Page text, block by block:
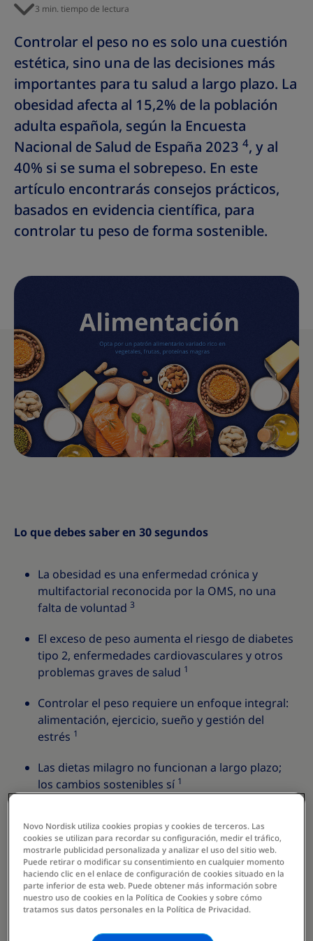
3 min. tiempo de lectura
Controlar el peso no es solo una cuestión
estética, sino una de las decisiones más
importantes para tu salud a largo plazo. La
obesidad afecta al 15,2% de la población
adulta española, según la Encuesta
Nacional de Salud de España 2023 4, y al
40% si se suma el sobrepeso. En este
artículo encontrarás consejos prácticos,
basados en evidencia científica, para
controlar tu peso de forma sostenible.
Lo que debes saber en 30 segundos
La obesidad es una enfermedad crónica y
multifactorial reconocida por la OMS, no una
falta de voluntad 3
El exceso de peso aumenta el riesgo de diabetes
tipo 2, enfermedades cardiovasculares y otros
problemas graves de salud 1
Controlar el peso requiere un enfoque integral:
alimentación, ejercicio, sueño y gestión del
estrés 1
Las dietas milagro no funcionan a largo plazo;
los cambios sostenibles sí 1
corporal ya reduce significativamente los riesgos
para la salud1
Si tu IMC es ≥ 30 o el peso afecta tu calidad de
vida, consultar a un médico especialista es el
paso más importante
Novo Nordisk utiliza cookies propias y cookies de terceros. Las
cookies se utilizan para recordar su configuración, medir el tráfico,
mostrarle publicidad personalizada y analizar el uso del sitio web.
Puede retirar o modificar su consentimiento en cualquier momento
haciendo clic en el enlace de configuración de cookies situado en la
parte inferior de esta web. Puede obtener más información sobre
nuestro uso de cookies en la Política de Cookies y sobre cómo
tratamos sus datos personales en la Política de Privacidad.